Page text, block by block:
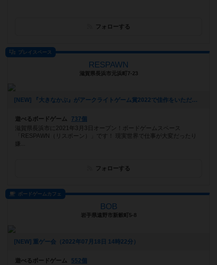
フォローする
プレイスペース
RESPAWN
滋賀県長浜市元浜町7-23
[NEW] 『大きなかぶ』がアークライトゲーム賞2022で佳作をいただきました！！（2022年07月20日 13時29分）
遊べるボードゲーム
737個
滋賀県長浜市に2021年3月3日オープン！ボードゲームスペース
「RESPAWN（リスポーン）」です！ 現実世界で仕事が大変だったり
嫌...
フォローする
ボードゲームカフェ
BOB
岩手県遠野市新穀町5-8
[NEW] 重ゲー会（2022年07月18日 14時22分）
遊べるボードゲーム
552個